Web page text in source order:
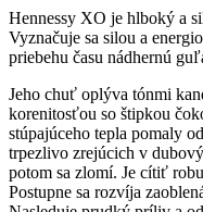
Hennessy XO je hlboký a
Vyznačuje sa silou a
priebehu času nádhernú
Jeho chuť oplýva tónmi
korenitosťou so štipkou
stúpajúceho tepla pomaly
trpezlivo zrejúcich v
potom sa zlomí. Je cítiť
Postupne sa rozvíja